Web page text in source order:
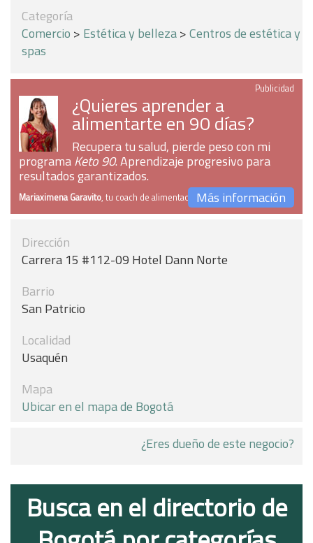
Categoría
Comercio > Estética y belleza>Centros de estética y
spas
Publicidad
¿Quieres aprender a
alimentarte en 90 días?
Recupera tu salud, pierde peso con mi
programaKeto 90. Aprendizaje progresivo para
resultados garantizados.
Mariaximena Garavito, tu coach de alimentaciónMás información
Dirección
Carrera 15 #112-09 Hotel Dann Norte
Barrio
San Patricio
Localidad
Usaquén
Mapa
Ubicar en el mapa de Bogotá
¿Eres dueño de este negocio?
Busca en el directorio de